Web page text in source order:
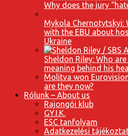
Why does the jury
Mykola
with the EBU about
Ukraine
Sheldon Riley: Who
meaning behind his
Molitva won
are they now?
Rólunk – About us
Rajongói klub
GY.I.K.
ESC tanfolyam
Adatkezelési